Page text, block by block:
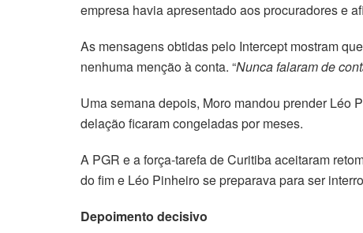
empresa havia apresentado aos procuradores e
As mensagens obtidas pelo Intercept mostram
nenhuma menção à conta. “Nunca falaram de
Uma semana depois, Moro mandou prender Léo
delação ficaram congeladas por meses.
A PGR e a força-tarefa de Curitiba aceitaram
do fim e Léo Pinheiro se preparava para ser
Depoimento decisivo